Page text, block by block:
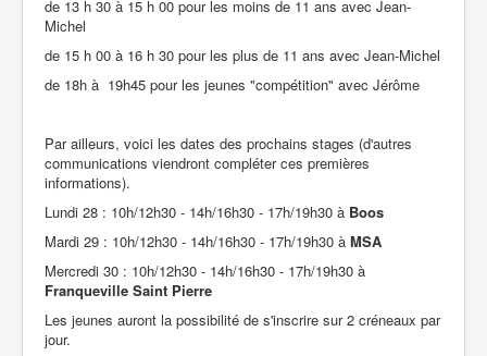
de 13 h 30 à 15 h 00 pour les moins de 11 ans avec Jean-
Michel
de 15 h 00 à 16 h 30 pour les plus de 11 ans avec Jean-Michel
de 18h à 19h45 pour les jeunes "compétition" avec Jérôme
Par ailleurs, voici les dates des prochains stages (d'autres
communications viendront compléter ces premières
informations).
Lundi 28 : 10h/12h30 - 14h/16h30 - 17h/19h30 à Boos
Mardi 29 : 10h/12h30 - 14h/16h30 - 17h/19h30 à MSA
Mercredi 30 : 10h/12h30 - 14h/16h30 - 17h/19h30 à
Franqueville Saint Pierre
Les jeunes auront la possibilité de s'inscrire sur 2 créneaux par
jour.